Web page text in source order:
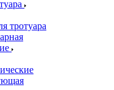
тротуара